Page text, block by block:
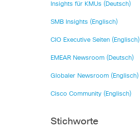
Insights für KMUs (Deutsch)
SMB Insights (Englisch)
CIO Executive Seiten (Englisch)
EMEAR Newsroom (Deutsch)
Globaler Newsroom (Englisch)
Cisco Community (Englisch)
Stichworte